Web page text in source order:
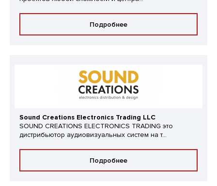
Подробнее
Sound Creations Electronics Trading LLC
SOUND CREATIONS ELECTRONICS TRADING это
дистрибьютор аудиовизуальных систем на т...
Подробнее